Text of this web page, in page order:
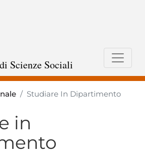
Scienze Sociali
Studiare In Dipartimento
in